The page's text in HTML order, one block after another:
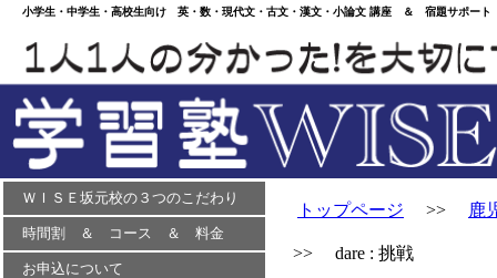
小学生・中学生・高校生向け 英・数・現代文・古文・漢文・小論文 講座 ＆ 宿題サポー
ＷＩＳＥ坂元校の３つのこだわり
時間割 ＆ コース ＆ 料金
お申込について
トップページ >> 鹿
>> dare : 挑戦